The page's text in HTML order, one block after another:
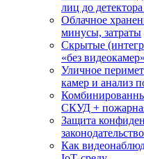
лиц до
Облачное
минусы, затраты
Скрытые
«без видеокамер»
Уличное
камер и анализ
СКУД +
Защита
Как